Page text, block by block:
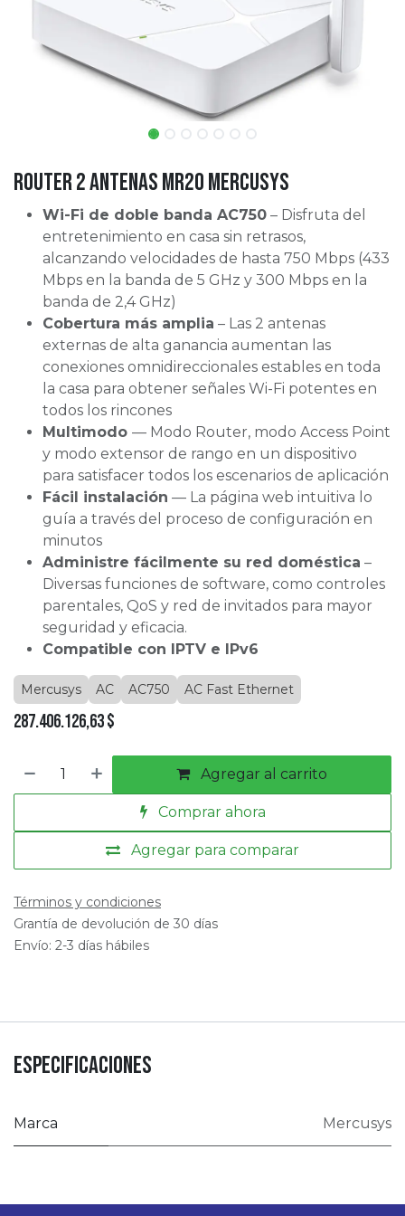
Router 2 Antenas MR20 Mercusys
Wi-Fi de doble banda AC750 – Disfruta del
entretenimiento en casa sin retrasos,
alcanzando velocidades de hasta 750 Mbps (433
Mbps en la banda de 5 GHz y 300 Mbps en la
banda de 2,4 GHz)
Cobertura más amplia – Las 2 antenas
externas de alta ganancia aumentan las
conexiones omnidireccionales estables en toda
la casa para obtener señales Wi-Fi potentes en
todos los rincones
Multimodo — Modo Router, modo Access Point
y modo extensor de rango en un dispositivo
para satisfacer todos los escenarios de aplicación
Fácil instalación — La página web intuitiva lo
guía a través del proceso de configuración en
minutos
Administre fácilmente su red doméstica –
Diversas funciones de software, como controles
parentales, QoS y red de invitados para mayor
seguridad y eficacia.
Compatible con IPTV e IPv6
Mercusys AC AC750 AC Fast Ethernet
287.406.126,63$
Agregar al carrito
Comprar ahora
Agregar para comparar
Términos y condiciones
Grantía de devolución de 30 días
Envío: 2-3 días hábiles
Especificaciones
Marca Mercusys